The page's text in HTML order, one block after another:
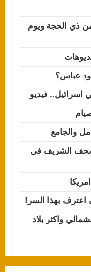
ذي الحجة ويوم
عباس؟
اسرائيل.. فيديو
والجامع
الشريف في
واكثر بلاد